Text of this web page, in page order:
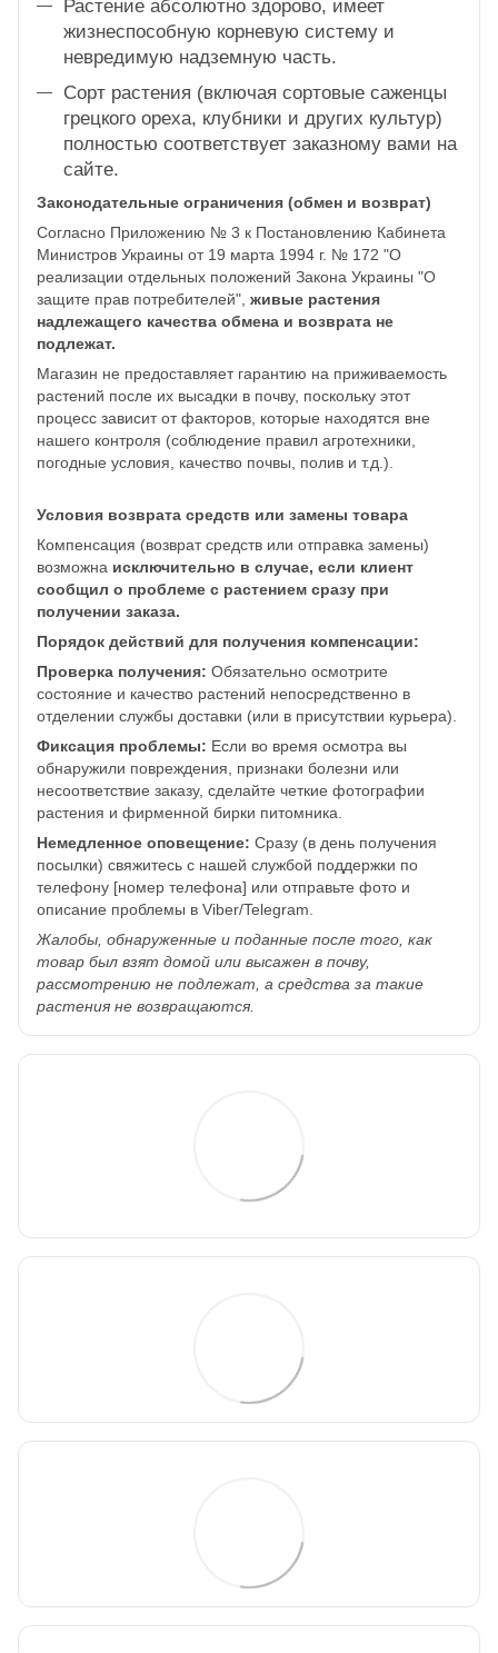
Растение абсолютно здорово, имеет
жизнеспособную корневую систему и
невредимую надземную часть.
Сорт растения (включая сортовые саженцы
грецкого ореха, клубники и других культур)
полностью соответствует заказному вами на
сайте.
Законодательные ограничения (обмен и возврат)
Согласно Приложению № 3 к Постановлению Кабинета
Министров Украины от 19 марта 1994 г. № 172 "О
реализации отдельных положений Закона Украины "О
защите прав потребителей", живые растения
надлежащего качества обмена и возврата не
подлежат.
Магазин не предоставляет гарантию на приживаемость
растений после их высадки в почву, поскольку этот
процесс зависит от факторов, которые находятся вне
нашего контроля (соблюдение правил агротехники,
погодные условия, качество почвы, полив и т.д.).
Условия возврата средств или замены товара
Компенсация (возврат средств или отправка замены)
возможна исключительно в случае, если клиент
сообщил о проблеме с растением сразу при
получении заказа.
Порядок действий для получения компенсации:
Проверка получения: Обязательно осмотрите
состояние и качество растений непосредственно в
отделении службы доставки (или в присутствии курьера).
Фиксация проблемы: Если во время осмотра вы
обнаружили повреждения, признаки болезни или
несоответствие заказу, сделайте четкие фотографии
растения и фирменной бирки питомника.
Немедленное оповещение: Сразу (в день получения
посылки) свяжитесь с нашей службой поддержки по
телефону [номер телефона] или отправьте фото и
описание проблемы в Viber/Telegram.
Жалобы, обнаруженные и поданные после того, как
товар был взят домой или высажен в почву,
рассмотрению не подлежат, а средства за такие
растения не возвращаются.